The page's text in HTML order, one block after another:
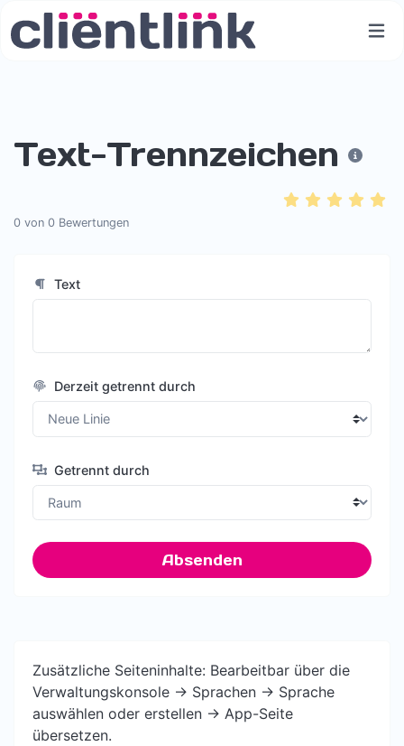
Text-Trennzeichen
0 von 0 Bewertungen
Text
Derzeit getrennt durch
Getrennt durch
Absenden
Zusätzliche Seiteninhalte: Bearbeitbar über die
Verwaltungskonsole -> Sprachen -> Sprache
auswählen oder erstellen -> App-Seite
übersetzen.